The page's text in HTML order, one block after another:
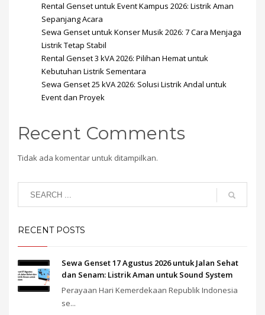
Rental Genset untuk Event Kampus 2026: Listrik Aman
Sepanjang Acara
Sewa Genset untuk Konser Musik 2026: 7 Cara Menjaga
Listrik Tetap Stabil
Rental Genset 3 kVA 2026: Pilihan Hemat untuk
Kebutuhan Listrik Sementara
Sewa Genset 25 kVA 2026: Solusi Listrik Andal untuk
Event dan Proyek
Recent Comments
Tidak ada komentar untuk ditampilkan.
RECENT POSTS
Sewa Genset 17 Agustus 2026 untuk Jalan Sehat
dan Senam: Listrik Aman untuk Sound System
Perayaan Hari Kemerdekaan Republik Indonesia
se...